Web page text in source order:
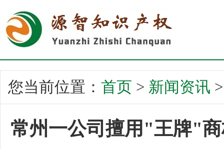
您当前位置： 首页 > 新闻资讯
常州一公司擅用"王牌"